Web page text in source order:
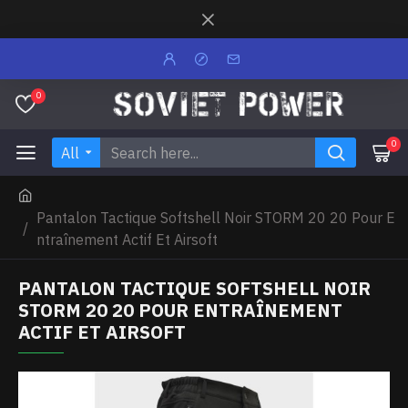
0
All 0
Pantalon Tactique Softshell Noir STORM 20 20 Pour E
ntraînement Actif Et Airsoft
PANTALON TACTIQUE SOFTSHELL NOIR
STORM 20 20 POUR ENTRAÎNEMENT
ACTIF ET AIRSOFT